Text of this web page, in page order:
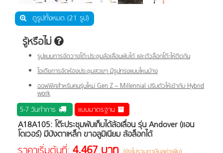
ดูรูปทั้งหมด (21 รูป)
รู้หรือไม่
รูปแบบการจัดวางโต๊ะประชุมล้อเลื่อนพับได้ และตัวล็อกโต๊ะให้ติดกัน
ไอเดียการจัดห้องประชุมสวยๆ มีรูปทรงแบบไหนบ้าง
ออฟฟิศสำหรับคนรุ่นใหม่ Gen Z – Millennial ปรับตัวให้เข้ากับ Hybrid
work
5-7 วันทำการ แบบมาตรฐาน
A18A105: โต๊ะประชุมพับเก็บได้ล้อเลื่อน รุ่น Andover (แอน
โดเวอร์) มีบังตาเหล็ก ขาอลูมิเนียม ล้อล็อกได้